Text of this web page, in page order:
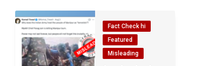
Fact Check hi
Featured
Misleading